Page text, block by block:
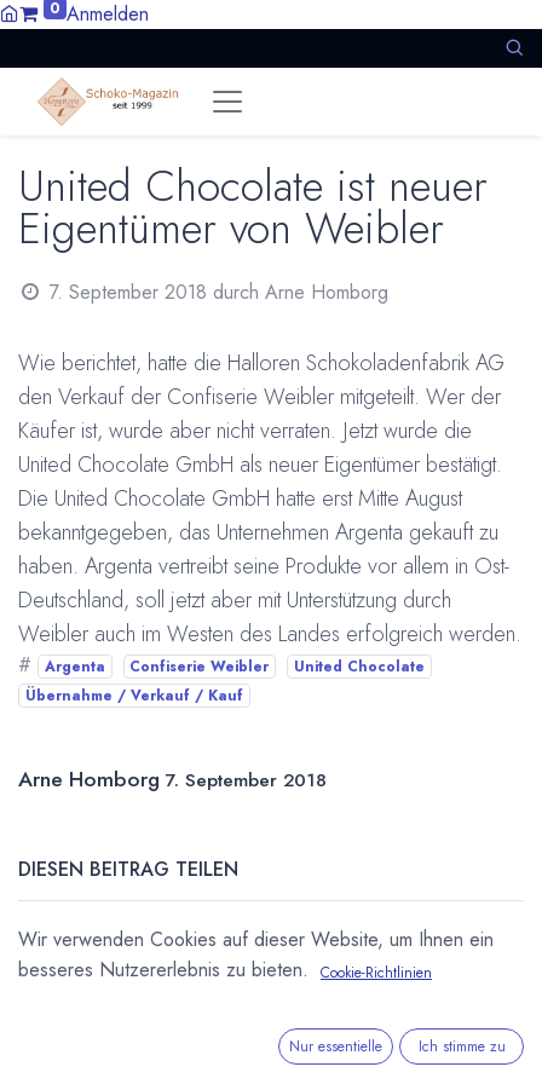
0 Anmelden
United Chocolate ist neuer
Eigentümer von Weibler
7. September 2018 durch Arne Homborg
Wie berichtet, hatte die Halloren Schokoladenfabrik AG
den Verkauf der Confiserie Weibler mitgeteilt. Wer der
Käufer ist, wurde aber nicht verraten. Jetzt wurde die
United Chocolate GmbH als neuer Eigentümer bestätigt.
Die United Chocolate GmbH hatte erst Mitte August
bekanntgegeben, das Unternehmen Argenta gekauft zu
haben. Argenta vertreibt seine Produkte vor allem in Ost-
Deutschland, soll jetzt aber mit Unterstützung durch
Weibler auch im Westen des Landes erfolgreich werden.
# Argenta Confiserie Weibler
United Chocolate
Übernahme / Verkauf / Kauf
Arne Homborg 7. September 2018
DIESEN BEITRAG TEILEN
Wir verwenden Cookies auf dieser Website, um Ihnen ein
besseres Nutzererlebnis zu bieten.
Cookie-Richtlinien
Nur essentielle Ich stimme zu